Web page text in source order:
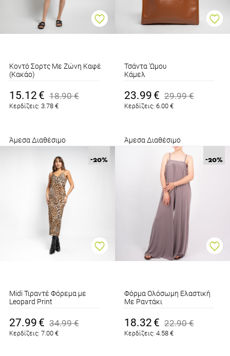
Κοντό Σορτς Με Ζώνη Καφέ
(Κακάο)
15.12 € 18.90 €
Κερδίζεις: 3.78 €
Άμεσα Διαθέσιμο
Τσάντα 'Ωμου
Κάμελ
23.99 € 29.99 €
Κερδίζεις: 6.00 €
Άμεσα Διαθέσιμο
-20%
Midi Τιραντέ Φόρεμα με
Leopard Print
27.99 € 34.99 €
Κερδίζεις: 7.00 €
-20%
Φόρμα Ολόσωμη Ελαστική
Με Ραντάκι
18.32 € 22.90 €
Κερδίζεις: 4.58 €